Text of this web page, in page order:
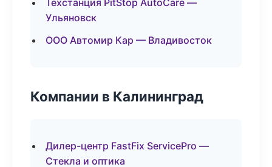
Техстанция PitStop AutoCare —
Ульяновск
ООО Автомир Кар — Владивосток
Компании в Калининград
Дилер-центр FastFix ServicePro —
Стекла и оптика